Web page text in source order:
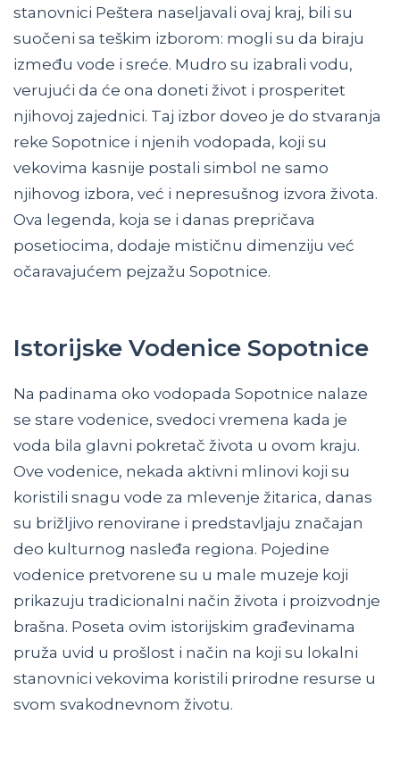
stanovnici Peštera naseljavali ovaj kraj, bili su
suočeni sa teškim izborom: mogli su da biraju
između vode i sreće. Mudro su izabrali vodu,
verujući da će ona doneti život i prosperitet
njihovoj zajednici. Taj izbor doveo je do stvaranja
reke Sopotnice i njenih vodopada, koji su
vekovima kasnije postali simbol ne samo
njihovog izbora, već i nepresušnog izvora života.
Ova legenda, koja se i danas prepričava
posetiocima, dodaje mističnu dimenziju već
očaravajućem pejzažu Sopotnice.
Istorijske Vodenice Sopotnice
Na padinama oko vodopada Sopotnice nalaze
se stare vodenice, svedoci vremena kada je
voda bila glavni pokretač života u ovom kraju.
Ove vodenice, nekada aktivni mlinovi koji su
koristili snagu vode za mlevenje žitarica, danas
su brižljivo renovirane i predstavljaju značajan
deo kulturnog nasleđa regiona. Pojedine
vodenice pretvorene su u male muzeje koji
prikazuju tradicionalni način života i proizvodnje
brašna. Poseta ovim istorijskim građevinama
pruža uvid u prošlost i način na koji su lokalni
stanovnici vekovima koristili prirodne resurse u
svom svakodnevnom životu.